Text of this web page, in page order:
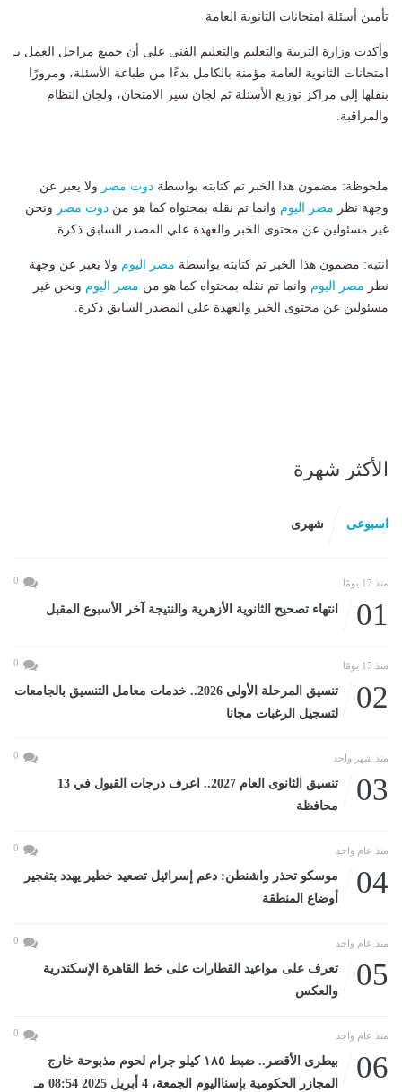
تأمين أسئلة امتحانات الثانوية العامة
وأكدت وزارة التربية والتعليم والتعليم الفنى على أن جميع مراحل العمل بـ
امتحانات الثانوية العامة مؤمنة بالكامل بدءًا من طباعة الأسئلة، ومرورًا
بنقلها إلى مراكز توزيع الأسئلة ثم لجان سير الامتحان، ولجان النظام
والمراقبة.
ملحوظة: مضمون هذا الخبر تم كتابته بواسطة دوت مصر ولا يعبر عن
وجهة نظر مصر اليوم وانما تم نقله بمحتواه كما هو من دوت مصر ونحن
غير مسئولين عن محتوى الخبر والعهدة علي المصدر السابق ذكرة.
انتبه: مضمون هذا الخبر تم كتابته بواسطة مصر اليوم ولا يعبر عن وجهة
نظر مصر اليوم وانما تم نقله بمحتواه كما هو من مصر اليوم ونحن غير
مسئولين عن محتوى الخبر والعهدة علي المصدر السابق ذكرة.
الأكثر شهرة
اسبوعى شهرى
منذ 17 يومًا 0
01 انتهاء تصحيح الثانوية الأزهرية والنتيجة آخر الأسبوع المقبل
منذ 15 يومًا 0
02
تنسيق المرحلة الأولى 2026.. خدمات معامل التنسيق بالجامعات
لتسجيل الرغبات مجانا
منذ شهر واحد 0
03
تنسيق الثانوى العام 2027.. اعرف درجات القبول في 13
محافظة
منذ عام واحد 0
04
موسكو تحذر واشنطن: دعم إسرائيل تصعيد خطير يهدد بتفجير
أوضاع المنطقة
منذ عام واحد 0
05
تعرف على مواعيد القطارات على خط القاهرة الإسكندرية
والعكس
منذ عام واحد 0
06
بيطرى الأقصر.. ضبط ١٨٥ كيلو جرام لحوم مذبوحة خارج
المجازر الحكومية بإسنااليوم الجمعة، 4 أبريل 2025 08:54 مـ